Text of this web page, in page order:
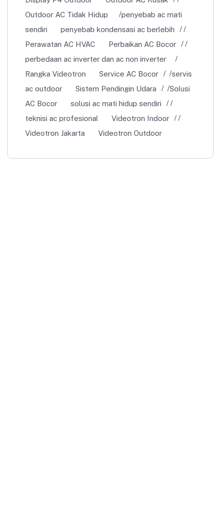
Outdoor AC Tidak Hidup
penyebab ac mati
sendiri
penyebab kondensasi ac berlebih
Perawatan AC HVAC
Perbaikan AC Bocor
perbedaan ac inverter dan ac non inverter
Rangka Videotron
Service AC Bocor
servis
ac outdoor
Sistem Pendingin Udara
Solusi
AC Bocor
solusi ac mati hidup sendiri
teknisi ac profesional
Videotron Indoor
Videotron Jakarta
Videotron Outdoor